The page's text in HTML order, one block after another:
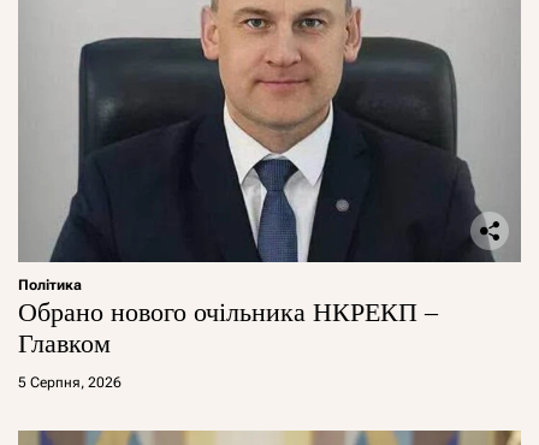
Політика
Обрано нового очільника НКРЕКП –
Главком
5 Серпня, 2026